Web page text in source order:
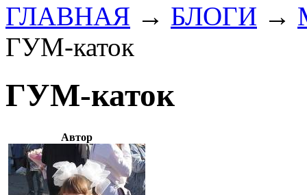
ГЛАВНАЯ → БЛОГИ →
ГУМ-каток
ГУМ-каток
Автор